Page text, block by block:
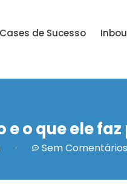
Cases de Sucesso
o que ele
Sem Comentários